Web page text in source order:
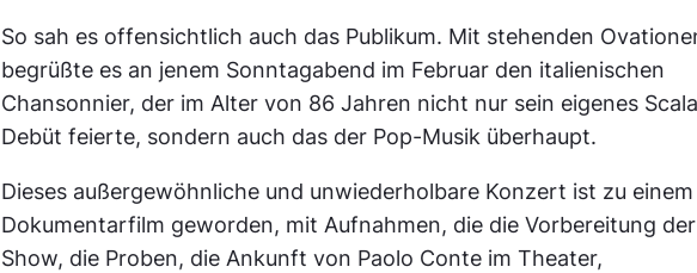
So sah es offensichtlich auch das Publikum. Mit stehenden
begrüßte es an jenem Sonntagabend im Februar den italienischen
Chansonnier, der im Alter von 86 Jahren nicht nur sein eigenes
Debüt feierte, sondern auch das der Pop-Musik überhaupt.
Dieses außergewöhnliche und unwiederholbare Konzert ist zu einem
Dokumentarfilm geworden, mit Aufnahmen, die die Vorbereitung der
Show, die Proben, die Ankunft von Paolo Conte im Theater,